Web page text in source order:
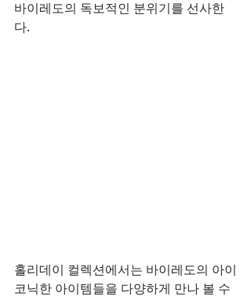
바이레도의 독보적인 분위기를 선사한
다.
홀리데이 컬렉션에서는 바이레도의 아이
코닉한 아이템들을 다양하게 만나 볼 수